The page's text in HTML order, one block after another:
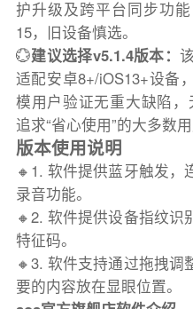
护升级及跨平台同步功
15，旧设备慎选。
💮建议选择v5.1.4版本：
适配安卓8+/iOS13+设备
模用户验证无重大缺陷
追求“省心使用”的大多数用
版本使用说明
🔸1. 软件提供蓝牙触发，
录音功能。
🔸2. 软件提供设备指纹识
特征码。
🔸3. 软件支持通过拖拽调
要的内容放在显眼位置。